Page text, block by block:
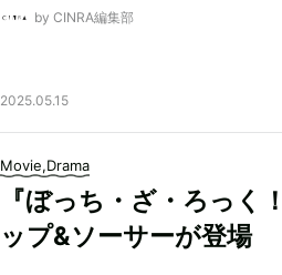
by CINRA編集部
2025.05.15
Movie,Drama
『ぼっち・ざ・ろっ
ップ&ソーサーが登場